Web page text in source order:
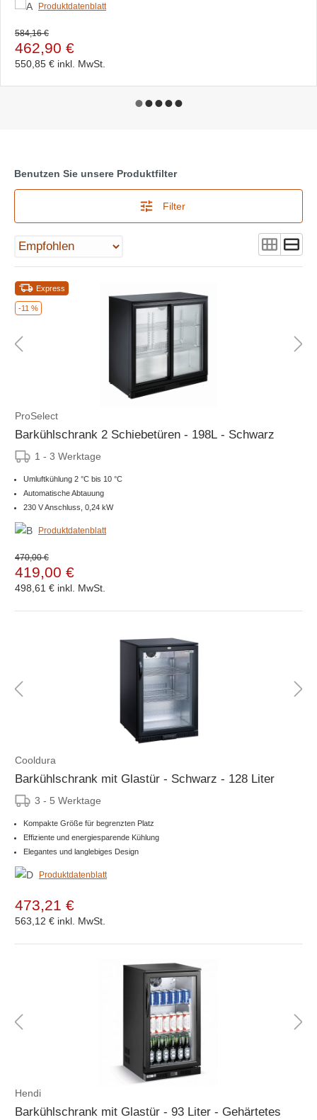
Produktdatenblatt
584,16 €
462,90 €
550,85 € inkl. MwSt.
Benutzen Sie unsere Produktfilter
Filter
-11 %
Express
ProSelect
Barkühlschrank 2 Schiebetüren - 198L - Schwarz
1 - 3 Werktage
Umluftkühlung 2 °C bis 10 °C
Automatische Abtauung
230 V Anschluss, 0,24 kW
Produktdatenblatt
470,00 €
419,00 €
498,61 € inkl. MwSt.
Cooldura
Barkühlschrank mit Glastür - Schwarz - 128 Liter
3 - 5 Werktage
Kompakte Größe für begrenzten Platz
Effiziente und energiesparende Kühlung
Elegantes und langlebiges Design
Produktdatenblatt
473,21 €
563,12 € inkl. MwSt.
Hendi
Barkühlschrank mit Glastür - 93 Liter - Gehärtetes